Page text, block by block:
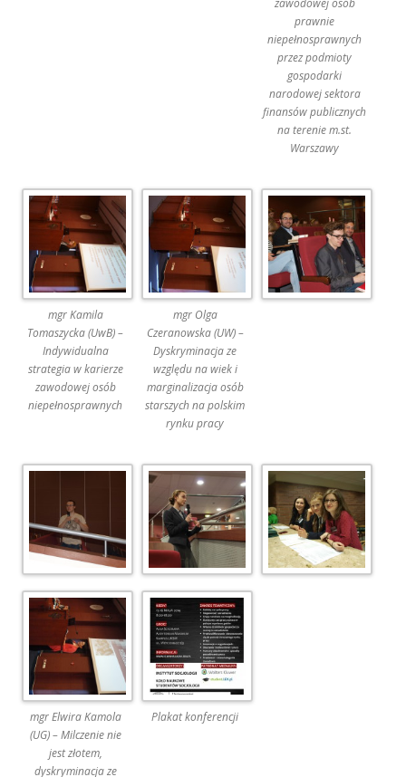
zawodowej osób
prawnie
niepełnosprawnych
przez podmioty
gospodarki
narodowej sektora
finansów publicznych
na terenie m.st.
Warszawy
mgr Kamila
Tomaszycka (UwB) –
Indywidualna
strategia w karierze
zawodowej osób
niepełnosprawnych
mgr Olga
Czeranowska (UW) –
Dyskryminacja ze
względu na wiek i
marginalizacja osób
starszych na polskim
rynku pracy
mgr Elwira Kamola
(UG) – Milczenie nie
jest złotem,
dyskryminacja ze
Plakat konferencji